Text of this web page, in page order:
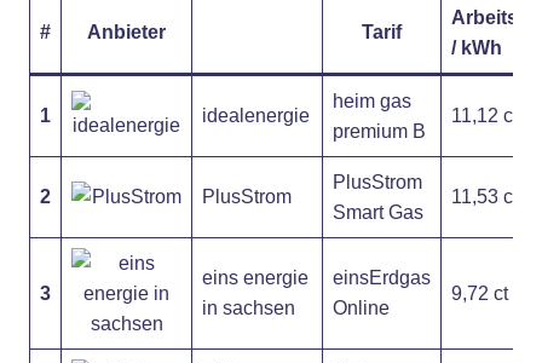
# Anbieter Tarif
/ kWh
1 idealenergie
heim gas
premium B
11,12 ct
2 PlusStrom
PlusStrom
Smart Gas
11,53 ct
3
eins energie
in sachsen
einsErdgas
Online
9,72 ct